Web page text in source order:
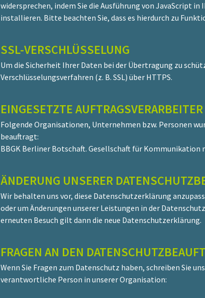
widersprechen, indem Sie die Ausführung von JavaScript
installieren. Bitte beachten Sie, dass es hierdurch zu
SSL-VERSCHLÜSSELUNG
Um die Sicherheit Ihrer Daten bei der Übertragung zu
Verschlüsselungsverfahren (z. B. SSL) über HTTPS.
EINGESETZTE AUFTRAGSVERARBEITER
Folgende Organisationen, Unternehmen bzw. Personen
beauftragt:
BBGK Berliner Botschaft. Gesellschaft für Kommunikation
ÄNDERUNG UNSERER
Wir behalten uns vor, diese Datenschutzerklärung
oder um Änderungen unserer Leistungen in der
erneuten Besuch gilt dann die neue Datenschutzerklärung.
FRAGEN AN DEN
Wenn Sie Fragen zum Datenschutz haben, schreiben Sie
verantwortliche Person in unserer Organisation: